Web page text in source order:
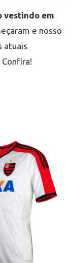
vestindo em
e nosso
atuais